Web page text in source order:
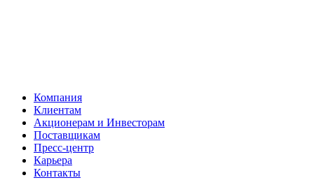
Компания
Клиентам
Акционерам и Инвесторам
Поставщикам
Пресс-центр
Карьера
Контакты